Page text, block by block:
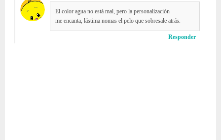
El color agua no está mal, pero la personalización
me encanta, lástima nomas el pelo que sobresale atrás.
Responder